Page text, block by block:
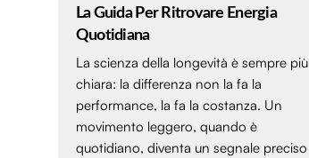
La Guida Per Ritrovare Energia
Quotidiana
La scienza della longevità è sempre più
chiara: la differenza non la fa la
performance, la fa la costanza. Un
movimento leggero, quando è
quotidiano, diventa un segnale preciso